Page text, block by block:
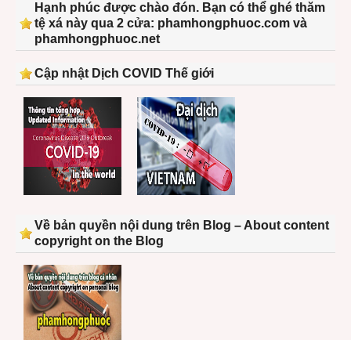
Hạnh phúc được chào đón. Bạn có thể ghé thăm
tệ xá này qua 2 cửa: phamhongphuoc.com và
phamhongphuoc.net
Cập nhật Dịch COVID Thế giới
Về bản quyền nội dung trên Blog – About content
copyright on the Blog